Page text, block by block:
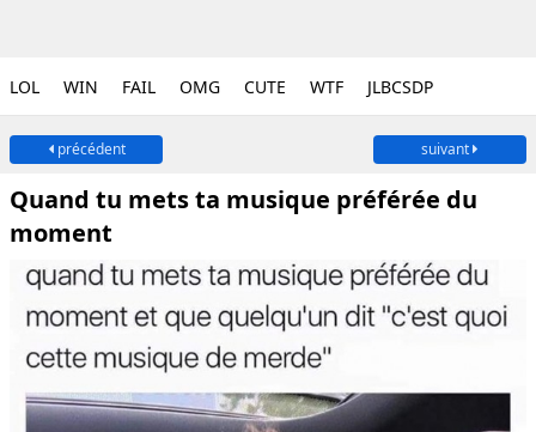
LOL WIN FAIL OMG CUTE WTF JLBCSDP
précédent suivant
Quand tu mets ta musique préférée du
moment